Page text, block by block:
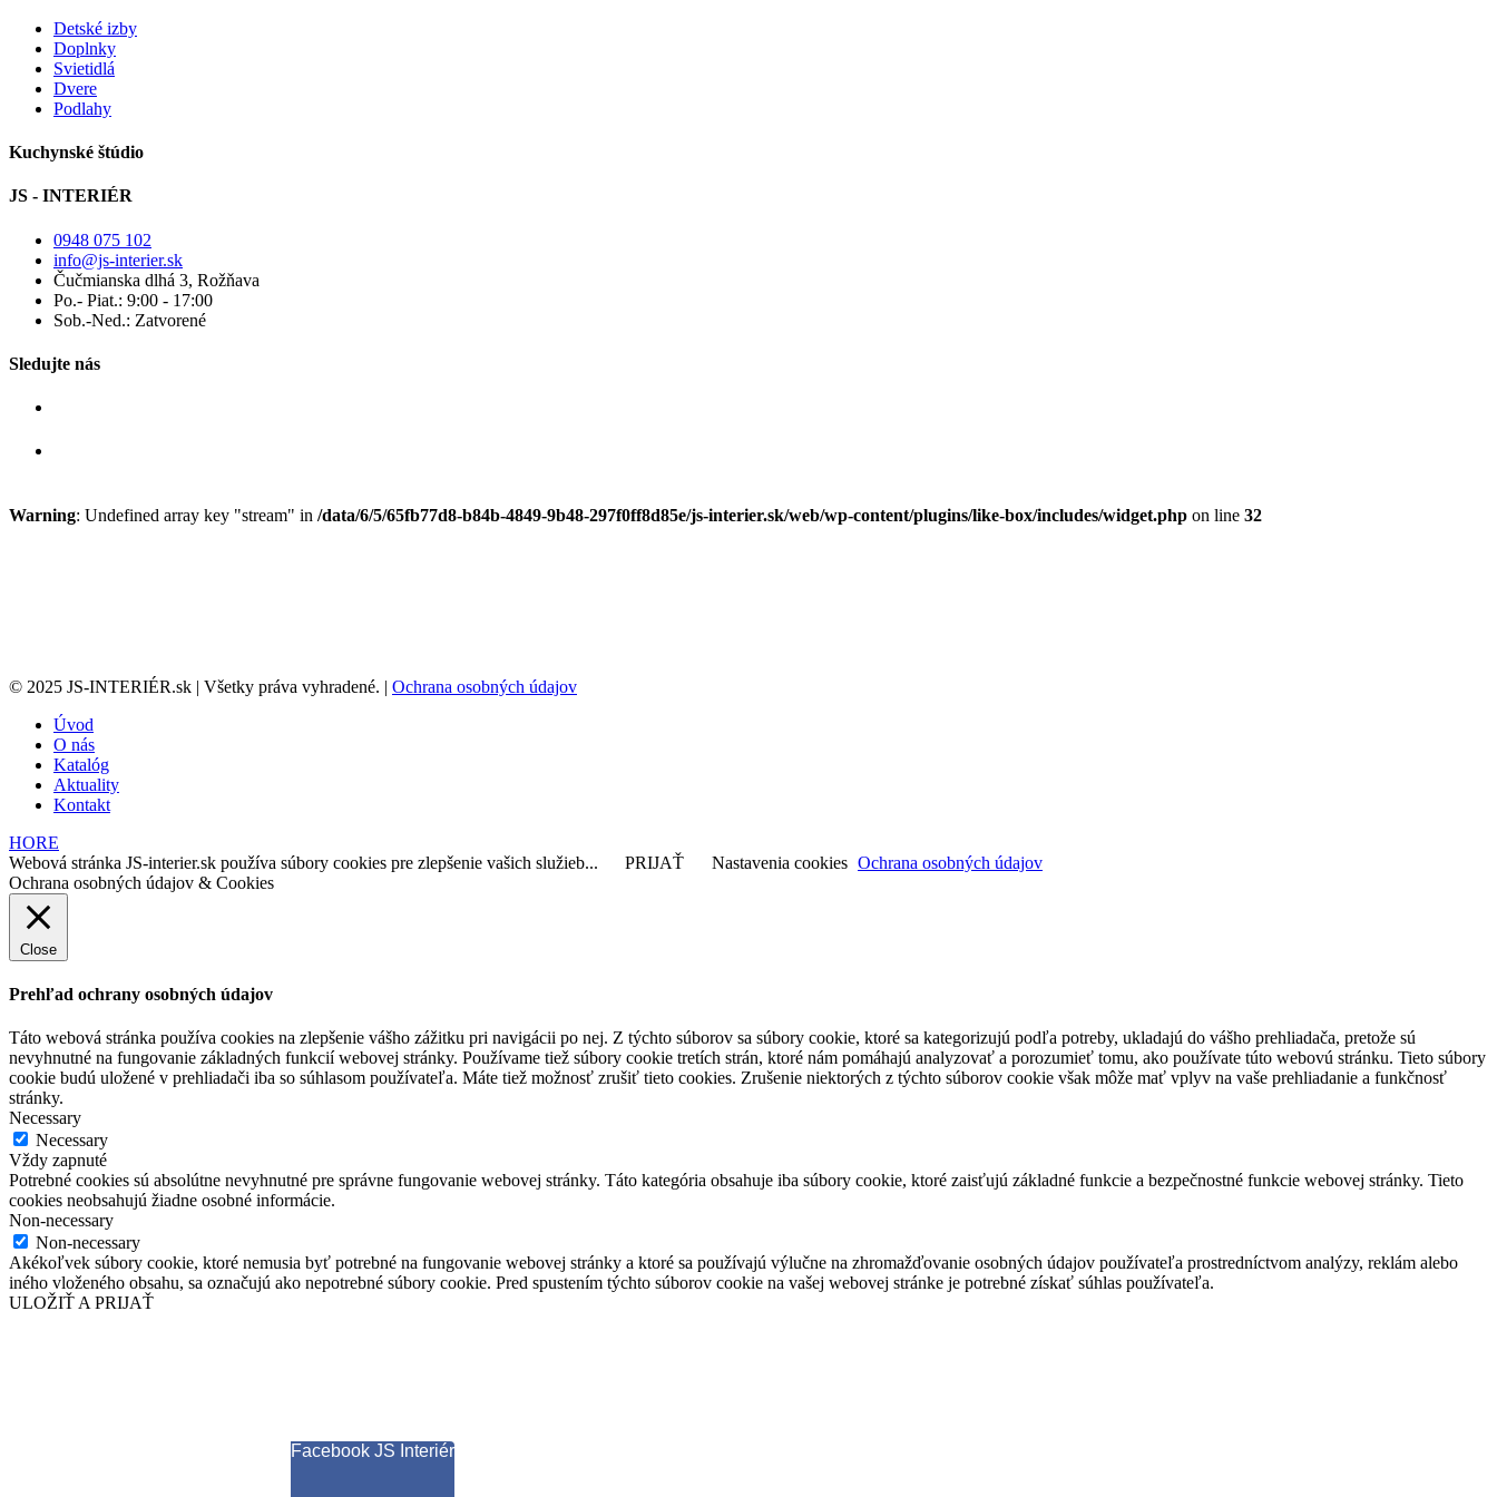
Detské izby
Doplnky
Svietidlá
Dvere
Podlahy
Kuchynské štúdio
JS - INTERIÉR
0948 075 102
info@js-interier.sk
Čučmianska dlhá 3, Rožňava
Po.- Piat.: 9:00 - 17:00
Sob.-Ned.: Zatvorené
Sledujte nás
Warning: Undefined array key "stream" in /data/6/5/65fb77d8-b84b-4849-9b48-297f0ff8d85e/js-interier.sk/web/wp-content/plugins/like-box/includes/widget.php on line 32
© 2025 JS-INTERIÉR.sk | Všetky práva vyhradené. | Ochrana osobných údajov
Úvod
O nás
Katalóg
Aktuality
Kontakt
HORE
Webová stránka JS-interier.sk používa súbory cookies pre zlepšenie vašich služieb...
PRIJAŤ Nastavenia cookies Ochrana osobných údajov
Ochrana osobných údajov & Cookies
Close
Prehľad ochrany osobných údajov
Táto webová stránka používa cookies na zlepšenie vášho zážitku pri navigácii po nej. Z týchto súborov sa súbory cookie, ktoré sa kategorizujú podľa potreby, ukladajú do vášho prehliadača, pretože sú
nevyhnutné na fungovanie základných funkcií webovej stránky. Používame tiež súbory cookie tretích strán, ktoré nám pomáhajú analyzovať a porozumieť tomu, ako používate túto webovú stránku. Tieto súbory
cookie budú uložené v prehliadači iba so súhlasom používateľa. Máte tiež možnosť zrušiť tieto cookies. Zrušenie niektorých z týchto súborov cookie však môže mať vplyv na vaše prehliadanie a funkčnosť
stránky.
Necessary
Necessary
Vždy zapnuté
Potrebné cookies sú absolútne nevyhnutné pre správne fungovanie webovej stránky. Táto kategória obsahuje iba súbory cookie, ktoré zaisťujú základné funkcie a bezpečnostné funkcie webovej stránky. Tieto
cookies neobsahujú žiadne osobné informácie.
Non-necessary
Non-necessary
Akékoľvek súbory cookie, ktoré nemusia byť potrebné na fungovanie webovej stránky a ktoré sa používajú výlučne na zhromažďovanie osobných údajov používateľa prostredníctvom analýzy, reklám alebo
iného vloženého obsahu, sa označujú ako nepotrebné súbory cookie. Pred spustením týchto súborov cookie na vašej webovej stránke je potrebné získať súhlas používateľa.
ULOŽIŤ A PRIJAŤ
Facebook JS Interiér